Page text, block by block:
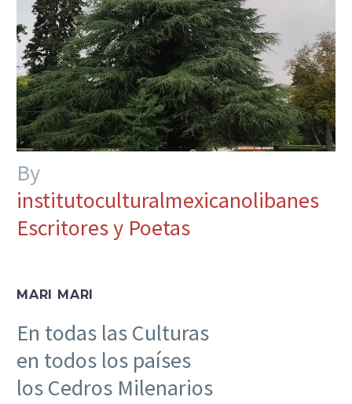
By
institutoculturalmexicanolibanes
Escritores y Poetas
MARI MARI
En todas las Culturas
en todos los países
los Cedros Milenarios